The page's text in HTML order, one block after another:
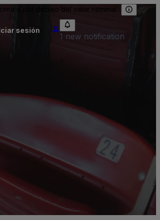
o por debajo del valor nominal.
sesión
1 new notification